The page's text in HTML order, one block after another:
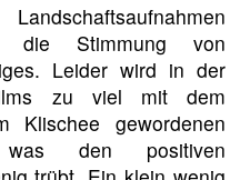
die Stimmung von
Leider wird in der
zu viel mit dem
Klischee gewordenen
den positiven